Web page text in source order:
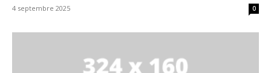
4 septembre 2025 0